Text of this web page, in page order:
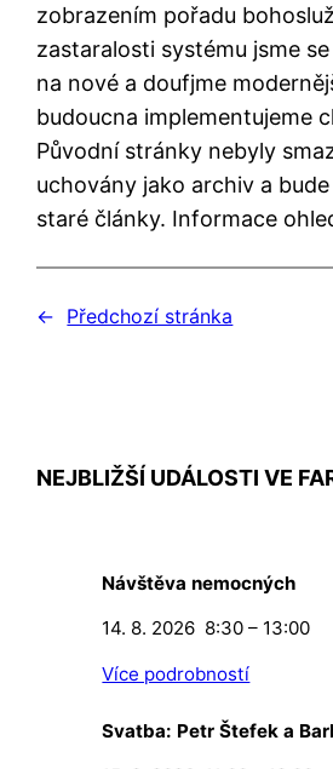
zobrazením pořadu
zastaralosti systému jsme
na nové a doufjme
budoucna implementujeme
Původní stránky nebyly
uchovány jako archiv a
staré články. Informace
← Předchozí stránka
NEJBLIŽŠÍ UDÁLOSTI VE
Návštěva nemocných
14. 8. 2026 8:30 – 13:00
Více podrobností
Svatba: Petr Štefek a